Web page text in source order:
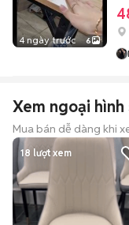
4 ngày trước 6
Xem ngoại
Mua bán dễ dàng khi
18 lượt xem